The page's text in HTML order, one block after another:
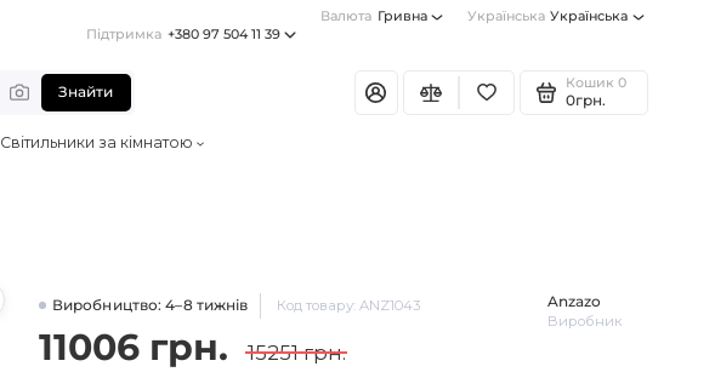
Підтримка +380 97 504 11 39
Валюта Гривна Українська Українська
Знайти
Кошик 0
0грн.
Світильники за кімнатою
Виробництво: 4–8 тижнів Код товару: ANZ1043
Anzazo
Виробник
11006 грн. 15251 грн.